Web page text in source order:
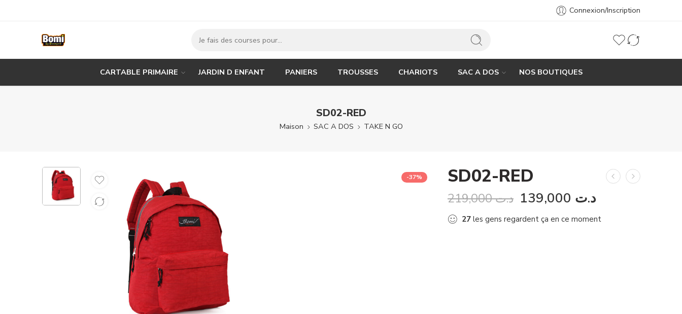
Connexion/Inscription
CARTABLE PRIMAIRE JARDIN D ENFANT PANIERS TROUSSES CHARIOTS SAC A DOS NOS BOUTIQUES
SD02-RED
Maison SAC A DOS TAKE N GO
-37% SD02-RED
د.ت219,000 د.ت
27 les gens regardent ça en ce moment